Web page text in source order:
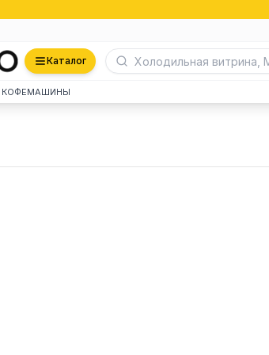
Каталог
КОФЕМАШИНЫ